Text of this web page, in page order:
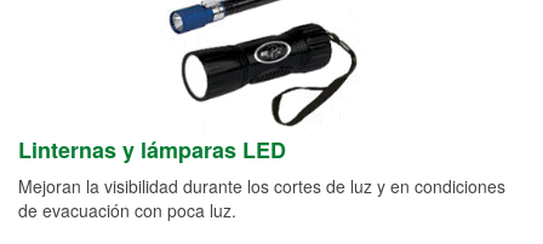
Linternas y lámparas LED
Mejoran la visibilidad durante los cortes de luz y en condiciones
de evacuación con poca luz.